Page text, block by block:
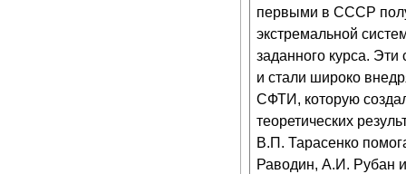
первыми в СССР
экстремальной
заданного курса.
и стали широко
СФТИ, которую
теоретических
В.П. Тарасенко
Раводин, А.И. Рубан